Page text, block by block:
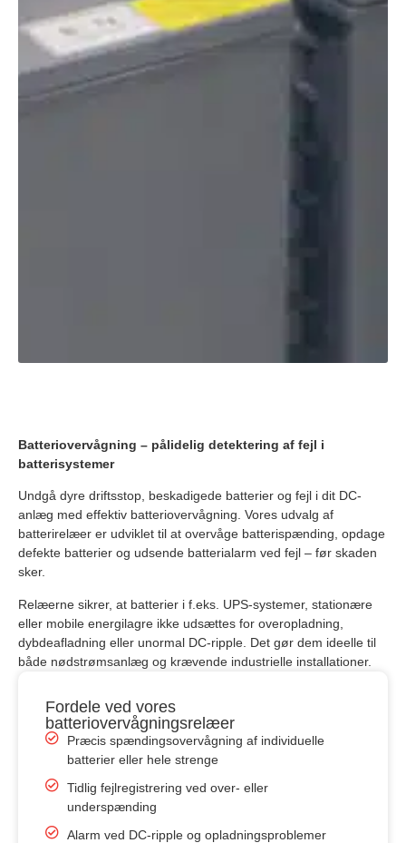
Fordele ved vores
batteriovervågningsrelæer
Præcis spændingsovervågning af individuelle
batterier eller hele strenge
Tidlig fejlregistrering ved over- eller
underspænding
Alarm ved DC-ripple og opladningsproblemer
Batteriovervågning – pålidelig detektering af fejl i
batterisystemer
Undgå dyre driftsstop, beskadigede batterier og fejl i dit DC-
anlæg med effektiv batteriovervågning. Vores udvalg af
batterirelæer er udviklet til at overvåge batterispænding, opdage
defekte batterier og udsende batterialarm ved fejl – før skaden
sker.
Relæerne sikrer, at batterier i f.eks. UPS-systemer, stationære
eller mobile energilagre ikke udsættes for overopladning,
dybdeafladning eller unormal DC-ripple. Det gør dem ideelle til
både nødstrømsanlæg og krævende industrielle installationer.